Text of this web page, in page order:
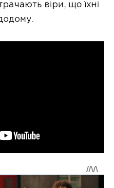
віри, що їхні